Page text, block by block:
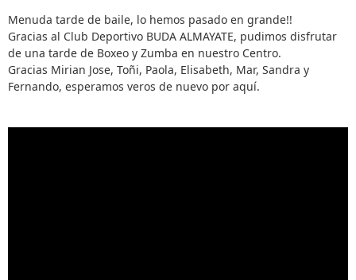
Menuda tarde de baile, lo hemos pasado en grande!!
Gracias al Club Deportivo BUDA ALMAYATE, pudimos disfrutar
de una tarde de Boxeo y Zumba en nuestro Centro.
Gracias Mirian Jose, Toñi, Paola, Elisabeth, Mar, Sandra y
Fernando, esperamos veros de nuevo por aquí.